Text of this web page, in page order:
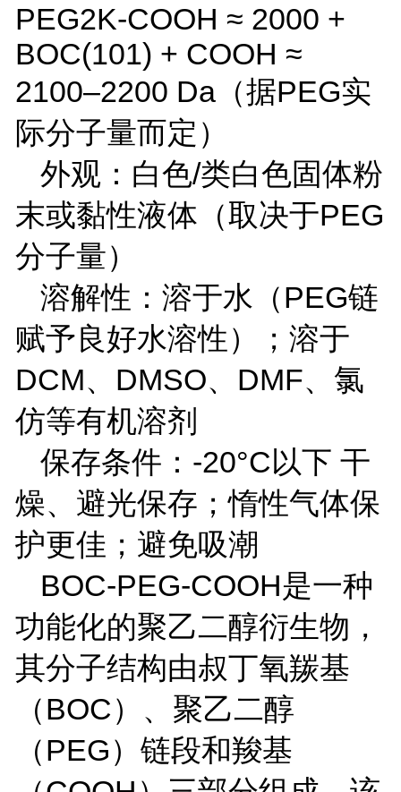
PEG2K-COOH ≈ 2000 +
BOC(101) + COOH ≈
2100–2200 Da （据PEG实
际分子量而定）
外观： 白色/类白色固体粉
末或黏性液体（取决于PEG
分子量）
溶解性： 溶于水（PEG链
赋予良好水溶性）；溶于
DCM、 DMSO、 DMF、氯
仿等有机溶剂
保存条件： -20°C以下 干
燥、避光保存；惰性气体保
护更佳；避免吸潮
BOC-PEG-COOH是一种
功能化的聚乙二醇衍生物，
其分子结构由叔丁氧羰基
（BOC）、聚乙二醇
（PEG）链段和羧基